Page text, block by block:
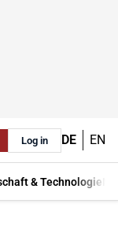
Log in DE EN
& Technologie